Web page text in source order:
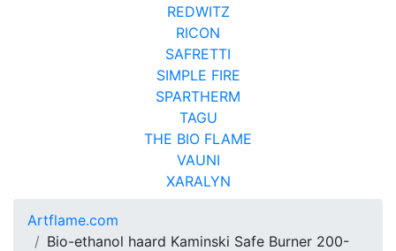
REDWITZ
RICON
SAFRETTI
SIMPLE FIRE
SPARTHERM
TAGU
THE BIO FLAME
VAUNI
XARALYN
Artflame.com
Bio-ethanol haard Kaminski Safe Burner 200-